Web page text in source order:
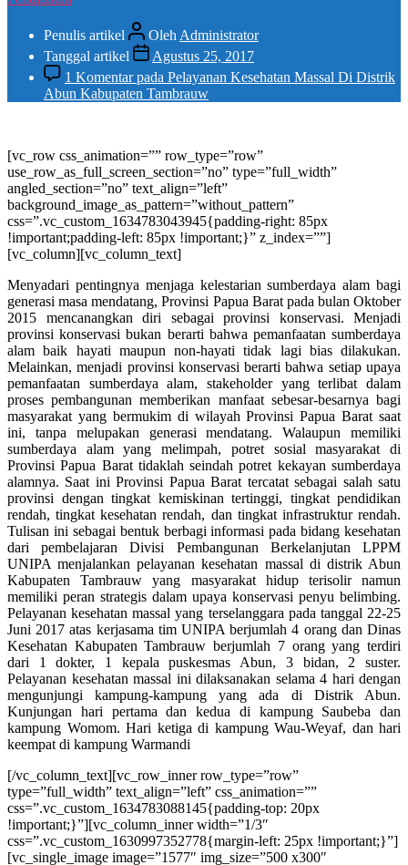
Penulis artikel Oleh Administrator
Tanggal artikel
Agustus 25, 2017
1 Komentarpada Pelayanan Kesehatan Massal Di Distrik
Abun Kabupaten Tambrauw
[vc_row css_animation=”” row_type=”row”
use_row_as_full_screen_section=”no” type=”full_width”
angled_section=”no” text_align=”left”
background_image_as_pattern=”without_pattern”
css=”.vc_custom_1634783043945{padding-right: 85px
!important;padding-left: 85px !important;}” z_index=””]
[vc_column][vc_column_text]
Menyadari pentingnya menjaga kelestarian sumberdaya alam bagi
generasi masa mendatang, Provinsi Papua Barat pada bulan Oktober
2015 mencanangkan diri sebagai provinsi konservasi. Menjadi
provinsi konservasi bukan berarti bahwa pemanfaatan sumberdaya
alam baik hayati maupun non-hayati tidak lagi bias dilakukan.
Melainkan, menjadi provinsi konservasi berarti bahwa setiap upaya
pemanfaatan sumberdaya alam, stakeholder yang terlibat dalam
proses pembangunan memberikan manfaat sebesar-besarnya bagi
masyarakat yang bermukim di wilayah Provinsi Papua Barat saat
ini, tanpa melupakan generasi mendatang. Walaupun memiliki
sumberdaya alam yang melimpah, potret sosial masyarakat di
Provinsi Papua Barat tidaklah seindah potret kekayan sumberdaya
alamnya. Saat ini Provinsi Papua Barat tercatat sebagai salah satu
provinsi dengan tingkat kemiskinan tertinggi, tingkat pendidikan
rendah, tingkat kesehatan rendah, dan tingkat infrastruktur rendah.
Tulisan ini sebagai bentuk berbagi informasi pada bidang kesehatan
dari pembelajaran Divisi Pembangunan Berkelanjutan LPPM
UNIPA menjalankan pelayanan kesehatan massal di distrik Abun
Kabupaten Tambrauw yang masyarakat hidup terisolir namun
memiliki peran strategis dalam upaya konservasi penyu belimbing.
Pelayanan kesehatan massal yang terselanggara pada tanggal 22-25
Juni 2017 atas kerjasama tim UNIPA berjumlah 4 orang dan Dinas
Kesehatan Kabupaten Tambrauw berjumlah 7 orang yang terdiri
dari 1 dokter, 1 kepala puskesmas Abun, 3 bidan, 2 suster.
Pelayanan kesehatan massal ini dilaksanakan selama 4 hari dengan
mengunjungi kampung-kampung yang ada di Distrik Abun.
Kunjungan hari pertama dan kedua di kampung Saubeba dan
kampung Womom. Hari ketiga di kampung Wau-Weyaf, dan hari
keempat di kampung Warmandi
[/vc_column_text][vc_row_inner row_type=”row”
type=”full_width” text_align=”left” css_animation=””
css=”.vc_custom_1634783088145{padding-top: 20px
!important;}”][vc_column_inner width=”1/3″
css=”.vc_custom_1630997352778{margin-left: 25px !important;}”]
[vc_single_image image=”1577″ img_size=”500 x300″